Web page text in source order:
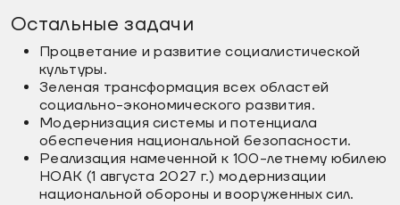
Остальные задачи
Процветание и развитие социалистической
культуры.
Зеленая трансформация всех областей
социально-экономического развития.
Модернизация системы и потенциала
обеспечения национальной безопасности.
Реализация намеченной к 100-летнему юбилею
НОАК (1 августа 2027 г.) модернизации
национальной обороны и вооруженных сил.